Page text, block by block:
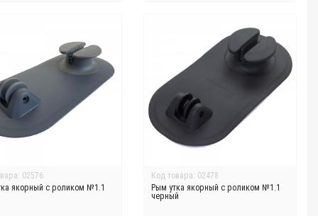
02576
якорный с роликом №1.1
Код товара: 02478
Рым утка якорный с роликом №1.1
черный